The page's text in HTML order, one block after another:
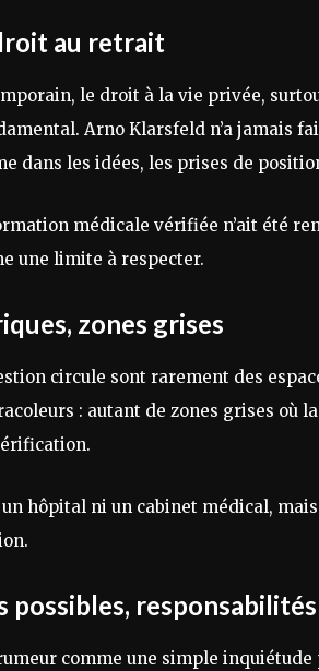
au retrait
le droit à la vie privée,
Arno Klarsfeld n’a jamais
dans les idées, les prises de
médicale vérifiée n’ait été
une limite à respecter.
zones grises
circule sont rarement des
: autant de zones grises où
un hôpital ni un cabinet médical,
comme une simple inquiétude